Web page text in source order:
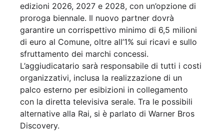
edizioni 2026, 2027 e 2028, con un’opzione di
proroga biennale. Il nuovo partner dovrà
garantire un corrispettivo minimo di 6,5 milioni
di euro al Comune, oltre all’1% sui ricavi e sullo
sfruttamento dei marchi concessi.
L’aggiudicatario sarà responsabile di tutti i costi
organizzativi, inclusa la realizzazione di un
palco esterno per esibizioni in collegamento
con la diretta televisiva serale. Tra le possibili
alternative alla Rai, si è parlato di Warner Bros
Discovery.